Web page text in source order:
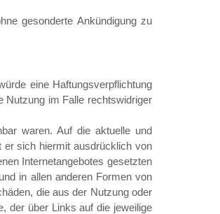
gesonderte Ankündigung zu
eine Haftungsverpflichtung
Nutzung im Falle rechtswidriger
waren. Auf die aktuelle und
er sich hiermit ausdrücklich von
Internetangebotes gesetzten
in allen anderen Formen von
die aus der Nutzung oder
der über Links auf die jeweilige